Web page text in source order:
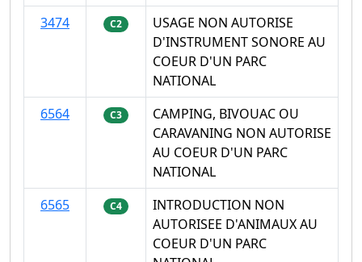
3474
C2
USAGE NON AUTORISE
D'INSTRUMENT SONORE AU
COEUR D'UN PARC
NATIONAL
6564
C3
CAMPING, BIVOUAC OU
CARAVANING NON AUTORISE
AU COEUR D'UN PARC
NATIONAL
6565
C4
INTRODUCTION NON
AUTORISEE D'ANIMAUX AU
COEUR D'UN PARC